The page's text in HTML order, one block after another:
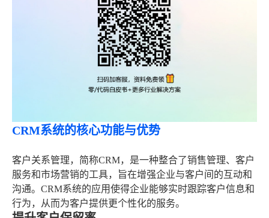
CRM系统的核心功能与优势
客户关系管理，简称CRM，是一种整合了销售管理、客户
服务和市场营销的工具，旨在增强企业与客户间的互动和
沟通。CRM系统的应用使得企业能够实时跟踪客户信息和
行为，从而为客户提供更个性化的服务。